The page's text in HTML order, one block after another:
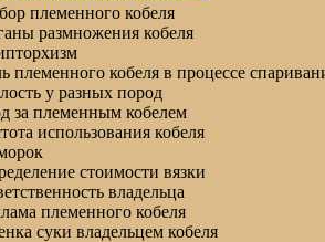
племенного кобеля
размножения кобеля
племенного кобеля в процессе
у разных пород
за племенным кобелем
использования кобеля
стоимости вязки
владельца
племенного кобеля
суки владельцем кобеля